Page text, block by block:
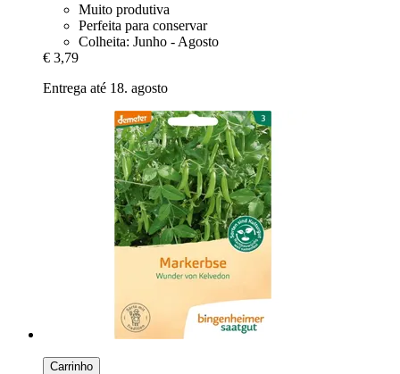
Muito produtiva
Perfeita para conservar
Colheita: Junho - Agosto
€ 3,79
Entrega até 18. agosto
Carrinho